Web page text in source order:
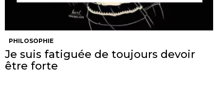
PHILOSOPHIE
Je suis fatiguée de toujours devoir
être forte